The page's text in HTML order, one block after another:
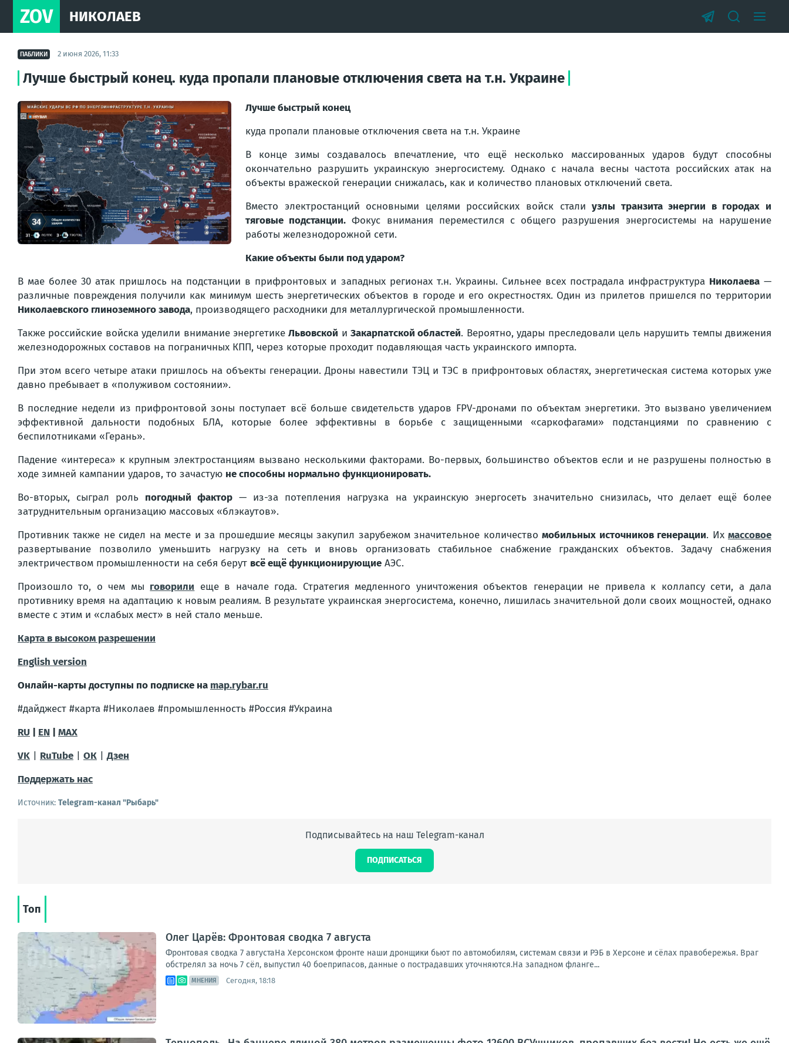
ZOV НИКОЛАЕВ
ПАБЛИКИ 2 июня 2026, 11:33
Лучше быстрый конец. куда пропали плановые отключения света на т.н. Украине
Лучше быстрый конец
куда пропали плановые отключения света на т.н. Украине
В конце зимы создавалось впечатление, что ещё несколько массированных ударов будут способны
окончательно разрушить украинскую энергосистему. Однако с начала весны частота российских атак на
объекты вражеской генерации снижалась, как и количество плановых отключений света.
Вместо электростанций основными целями российских войск сталиузлы транзита энергии в городах и
тяговые подстанции. Фокус внимания переместился с общего разрушения энергосистемы на нарушение
работы железнодорожной сети.
Какие объекты были под ударом?
В мае более 30 атак пришлось на подстанции в прифронтовых и западных регионах т.н. Украины. Сильнее всех пострадала инфраструктура Николаева—
различные повреждения получили как минимум шесть энергетических объектов в городе и его окрестностях. Один из прилетов пришелся по территории
Николаевского глиноземного завода, производящего расходники для металлургической промышленности.
Также российские войска уделили внимание энергетикеЛьвовской и Закарпатской областей. Вероятно, удары преследовали цель нарушить темпы движения
железнодорожных составов на пограничных КПП, через которые проходит подавляющая часть украинского импорта.
При этом всего четыре атаки пришлось на объекты генерации. Дроны навестили ТЭЦ и ТЭС в прифронтовых областях, энергетическая система которых уже
давно пребывает в «полуживом состоянии».
В последние недели из прифронтовой зоны поступает всё больше свидетельств ударов FPV-дронами по объектам энергетики. Это вызвано увеличением
эффективной дальности подобных БЛА, которые более эффективны в борьбе с защищенными «саркофагами» подстанциями по сравнению с
беспилотниками «Герань».
Падение «интереса» к крупным электростанциям вызвано несколькими факторами. Во-первых, большинство объектов если и не разрушены полностью в
ходе зимней кампании ударов, то зачастую не способны нормально функционировать.
Во-вторых, сыграл роль погодный фактор — из-за потепления нагрузка на украинскую энергосеть значительно снизилась, что делает ещё более
затруднительным организацию массовых «блэкаутов».
Противник также не сидел на месте и за прошедшие месяцы закупил зарубежом значительное количествомобильных источников генерации. Ихмассовое
развертывание позволило уменьшить нагрузку на сеть и вновь организовать стабильное снабжение гражданских объектов. Задачу снабжения
электричеством промышленности на себя берут всё ещё функционирующие АЭС.
Произошло то, о чем мы говорили еще в начале года. Стратегия медленного уничтожения объектов генерации не привела к коллапсу сети, а дала
противнику время на адаптацию к новым реалиям. В результате украинская энергосистема, конечно, лишилась значительной доли своих мощностей, однако
вместе с этим и «слабых мест» в ней стало меньше.
Карта в высоком разрешении
English version
Онлайн-карты доступны по подписке на map.rybar.ru
#дайджест #карта #Николаев #промышленность #Россия #Украина
RU
EN
MAX
VK
RuTube ОК |Дзен
Поддержать нас
Источник: Telegram-канал "Рыбарь"
Подписывайтесь на наш Telegram-канал
ПОДПИСАТЬСЯ
Топ
Олег Царёв: Фронтовая сводка 7 августа
Фронтовая сводка 7 августаНа Херсонском фронте наши дронщики бьют по автомобилям, системам связи и РЭБ в Херсоне и сёлах правобережья. Враг
обстрелял за ночь 7 сёл, выпустил 40 боеприпасов, данные о пострадавших уточняются.На западном фланге...
МНЕНИЯ Сегодня, 18:18